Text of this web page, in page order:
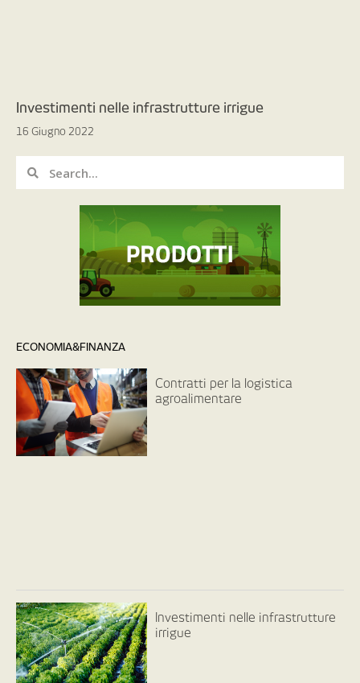
Investimenti nelle infrastrutture irrigue
16 Giugno 2022
ECONOMIA&FINANZA
Contratti per la logistica
agroalimentare
Investimenti nelle infrastrutture
irrigue